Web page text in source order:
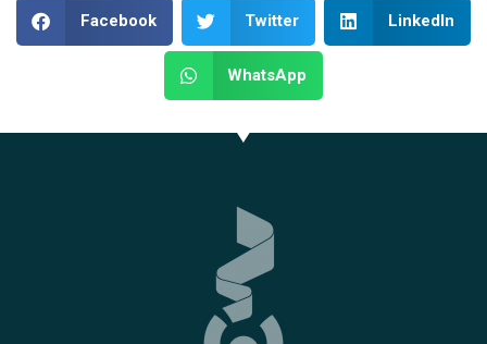
Facebook Twitter LinkedIn
WhatsApp